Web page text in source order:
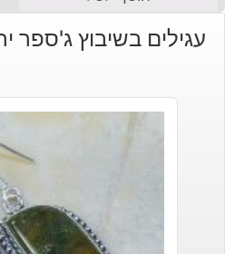
עגילים בשיבוץ ג'ספר